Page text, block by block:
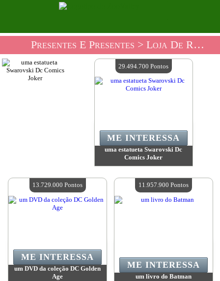
Presentes E Presentes > Loja De Recordações Da DC Comics
uma estatueta Swarovski Dc
Comics Joker
Quantidade disponível:4
ME INTERESSA
29.494.700 Pontos
um DVD da coleção DC Golden
Age
ME INTERESSA
13.729.000 Pontos
um livro do Batman
ME INTERESSA
11.957.900 Pontos